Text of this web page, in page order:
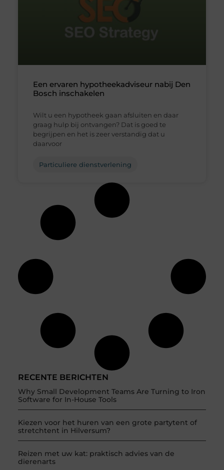
RECENTE BERICHTEN
Why Small Development Teams Are Turning to Iron
Software for In-House Tools
Kiezen voor het huren van een grote partytent of
stretchtent in Hilversum?
Reizen met uw kat: praktisch advies van de
dierenarts
Een ervaren hypotheekadviseur nabij Den
Bosch inschakelen
Wilt u een hypotheek gaan afsluiten en daar
graag hulp bij ontvangen? Dat is goed te
begrijpen en het is zeer verstandig dat u
daarvoor
Particuliere dienstverlening